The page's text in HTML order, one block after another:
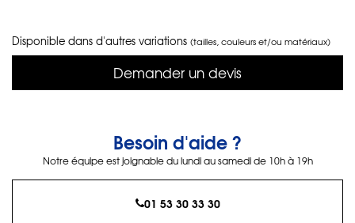
Disponible dans d'autres variations (tailles, couleurs et/ou matériaux)
Demander un devis
Besoin d'aide ?
Notre équipe est joignable du lundi au samedi de 10h à 19h
01 53 30 33 30